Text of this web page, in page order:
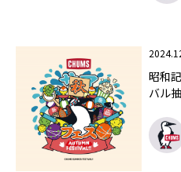
昭和
バル